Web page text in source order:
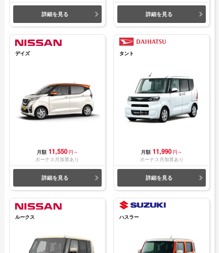
詳細を見る 詳細を見る
デイズ
月額 11,550 円～
ボーナス月加算あり
詳細を見る
タント
月額 11,990 円～
ボーナス月加算あり
詳細を見る
ルークス ハスラー